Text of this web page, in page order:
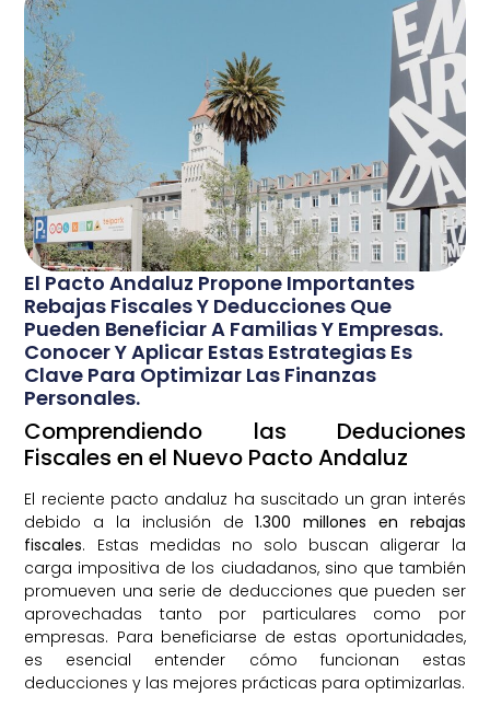
El Pacto Andaluz Propone Importantes
Rebajas Fiscales Y Deducciones Que
Pueden Beneficiar A Familias Y Empresas.
Conocer Y Aplicar Estas Estrategias Es
Clave Para Optimizar Las Finanzas
Personales.
Comprendiendo las Deduciones
Fiscales en el Nuevo Pacto Andaluz
El reciente pacto andaluz ha suscitado un gran interés
debido a la inclusión de 1.300 millones en rebajas
fiscales. Estas medidas no solo buscan aligerar la
carga impositiva de los ciudadanos, sino que también
promueven una serie de deducciones que pueden ser
aprovechadas tanto por particulares como por
empresas. Para beneficiarse de estas oportunidades,
es esencial entender cómo funcionan estas
deducciones y las mejores prácticas para optimizarlas.